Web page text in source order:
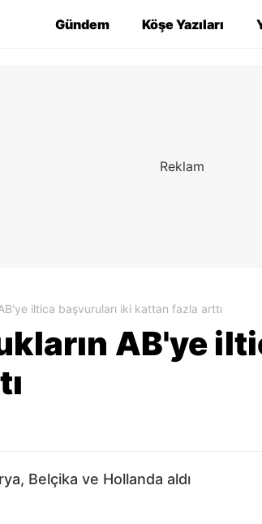
Gündem Köşe Yazıları
iltica başvuruları iki kattan fazla arttı
AB'ye
Belçika ve Hollanda aldı